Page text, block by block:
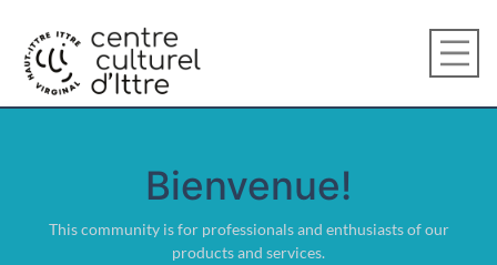
Bienvenue!
This community is for professionals and enthusiasts of our
products and services.